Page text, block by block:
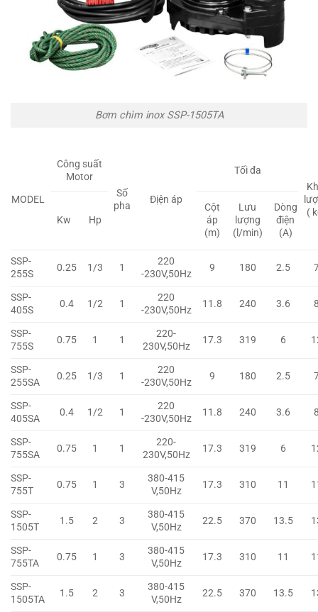
Bơm chìm inox SSP-1505TA
MODEL
Công suất
Motor
Số
pha
Địện áp
Tối đa
(
Kw Hp
Cột
áp
(m)
Lưu
lượng
(l/min)
Dòng
điện
(A)
SSP-
255S
0.25 1/3 1
220
-230V,50Hz
9 180 2.5
SSP-
405S
0.4 1/2 1
220
-230V,50Hz
11.8 240 3.6
SSP-
755S
0.75 1 1
220-
230V,50Hz
17.3 319 6
SSP-
255SA
0.25 1/3 1
220
-230V,50Hz
9 180 2.5
SSP-
405SA
0.4 1/2 1
220
-230V,50Hz
11.8 240 3.6
SSP-
755SA
0.75 1 1
220-
230V,50Hz
17.3 319 6
SSP-
755T
0.75 1 3
380-415
V,50Hz
17.3 310 11
SSP-
1505T
1.5 2 3
380-415
V,50Hz
22.5 370 13.5
SSP-
755TA
0.75 1 3
380-415
V,50Hz
17.3 310 11
SSP-
1505TA
1.5 2 3
380-415
V,50Hz
22.5 370 13.5